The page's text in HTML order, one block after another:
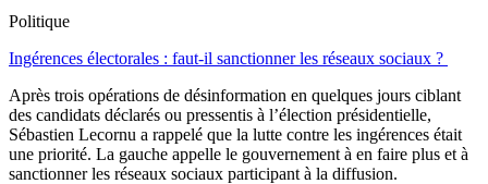
Politique
Ingérences électorales : faut-il sanctionner les réseaux sociaux ?
Après trois opérations de désinformation en quelques jours ciblant
des candidats déclarés ou pressentis à l’élection présidentielle,
Sébastien Lecornu a rappelé que la lutte contre les ingérences était
une priorité. La gauche appelle le gouvernement à en faire plus et à
sanctionner les réseaux sociaux participant à la diffusion.